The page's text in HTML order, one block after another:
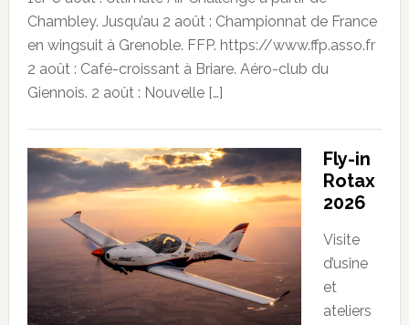
Chambley. Jusqu’au 2 août : Championnat de France
en wingsuit à Grenoble. FFP. https://www.ffp.asso.fr
2 août : Café-croissant à Briare. Aéro-club du
Giennois. 2 août : Nouvelle […]
Fly-in
Rotax
2026
Visite
d’usine
et
ateliers